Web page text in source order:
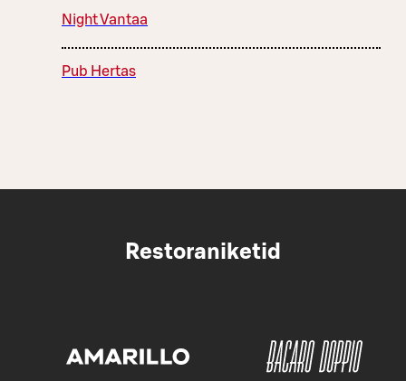
Night Vantaa
Pub Hertas
Restoraniketid